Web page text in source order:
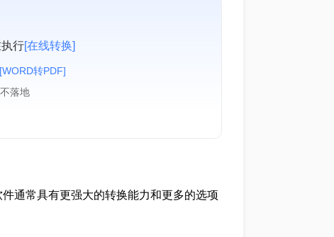
行[在线转换]
[WORD转PDF]
落地
通常具有更强大的转换能力和更多的选项